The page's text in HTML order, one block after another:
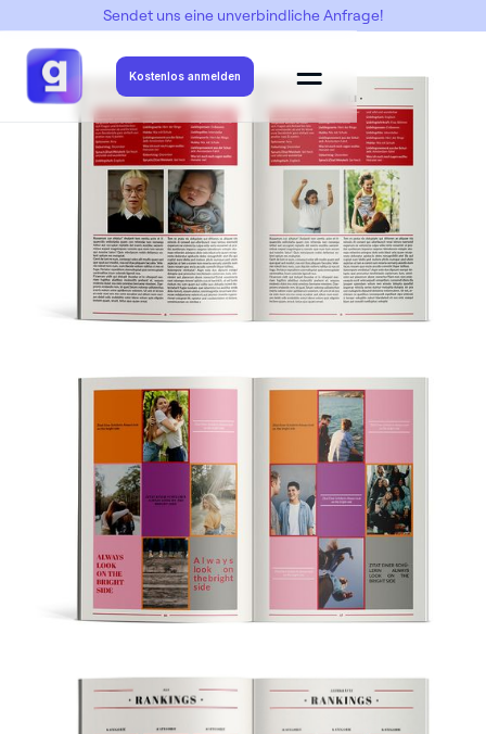
Sendet uns eine unverbindliche Anfrage!
Kostenlos anmelden
-> Abi Rouge -> Abi Rouge 02